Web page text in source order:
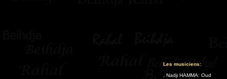
Les musiciens:
. Nadji HAMMA: Oud